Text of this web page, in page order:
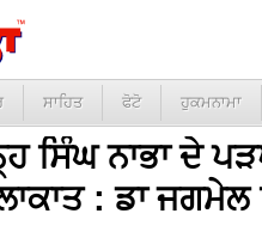
ਸਾਹਿਤ ਫੋਟੋ ਹੁਕਮਨਾਮਾ
ਸਿੰਘ ਨਾਭਾ ਦੇ
: ਡਾ